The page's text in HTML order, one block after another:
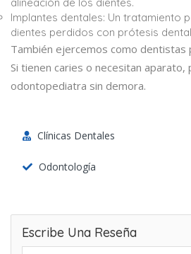
Implantes dentales: Un tratamiento
dientes perdidos con prótesis
También ejercemos como dentistas
Si tienen caries o necesitan aparato,
odontopediatra sin demora.
Clínicas Dentales
Odontología
Escribe Una Reseña